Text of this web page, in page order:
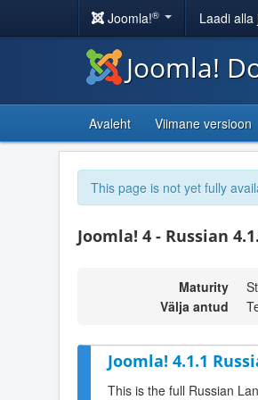
Joomla!® Laadi
Joomla!
Avaleht Viimane versioon
This page is not yet fully
Joomla! 4 - Russian
Maturity
Välja antud
Joomla! 4.1.1
This is the full Russian